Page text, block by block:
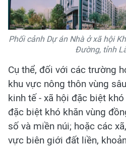
Phối cảnh Dự án Nhà ở xã hội
Đường, tỉnh
Cụ thể, đối với các trường
khu vực nông thôn vùng
kinh tế - xã hội đặc biệt
đặc biệt khó khăn vùng
số và miền núi; hoặc các
vực biên giới đất liền,